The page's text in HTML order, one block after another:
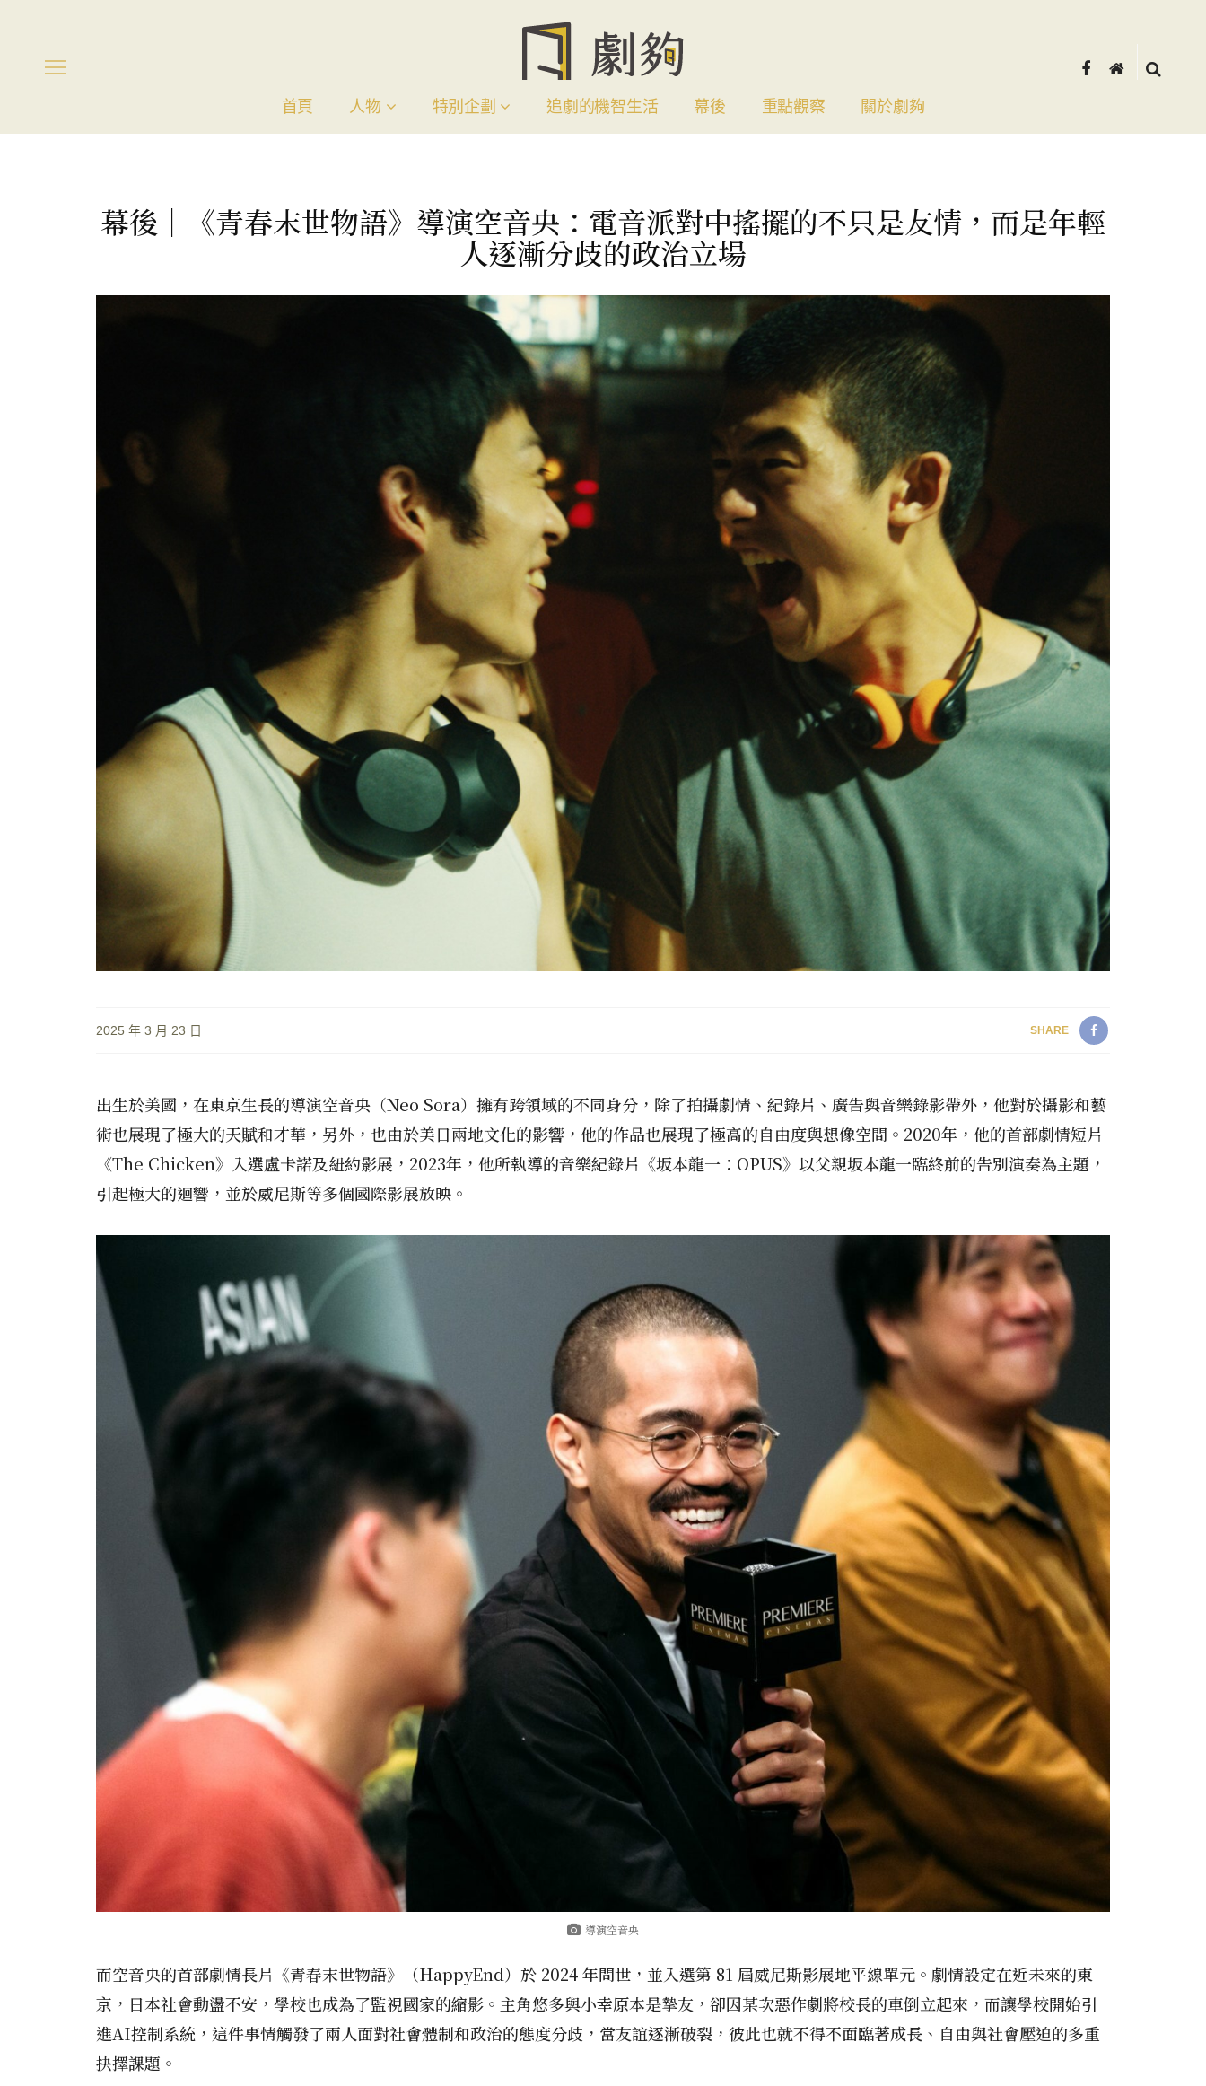
首頁 人物 特別企劃 追劇的機智生活 幕後 重點觀察 關於劇夠
幕後｜《青春末世物語》導演空音央：電音派對中搖擺的不只是友情，而是年輕
人逐漸分歧的政治立場
2025 年 3 月 23 日 SHARE
出生於美國，在東京生長的導演空音央（Neo Sora）擁有跨領域的不同身分，除了拍攝劇情、紀錄片、廣告與音樂錄影帶外，他對於攝影和藝
術也展現了極大的天賦和才華，另外，也由於美日兩地文化的影響，他的作品也展現了極高的自由度與想像空間。​2020年，他的首部劇情短片
《The Chicken》入選盧卡諾及紐約影展，​2023年，他所執導的音樂紀錄片《坂本龍一：OPUS》以父親坂本龍一臨終前的告別演奏為主題，
引起極大的迴響，並於威尼斯等多個國際影展放映。
導演空音央
而空音央的首部劇情長片《青春末世物語》（HappyEnd）於 2024 年問世，並入選第 81 屆威尼斯影展地平線單元。劇情設定在近未來的東
京，日本社會動盪不安，學校也成為了監視國家的縮影。主角悠多與小幸原本是摯友，卻因某次惡作劇將校長的車倒立起來，而讓學校開始引
進AI控制系統，這件事情觸發了兩人面對社會體制和政治的態度分歧，當友誼逐漸破裂，彼此也就不得不面臨著成長、自由與社會壓迫的多重
抉擇課題。